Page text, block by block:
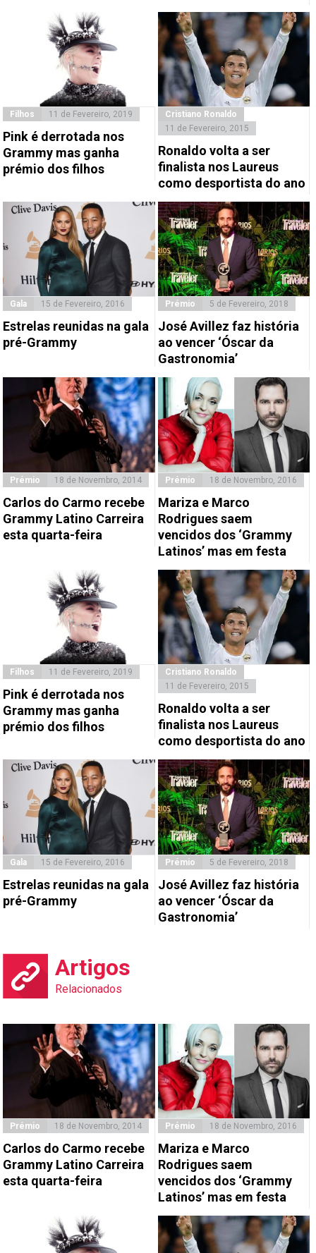
Filhos 11 de Fevereiro, 2019
Pink é derrotada nos
Grammy mas ganha
prémio dos filhos
Cristiano Ronaldo
11 de Fevereiro, 2015
Ronaldo volta a ser
finalista nos Laureus
como desportista do ano
Gala 15 de Fevereiro, 2016
Estrelas reunidas na gala
pré-Grammy
Prémio 5 de Fevereiro, 2018
José Avillez faz história
ao vencer ‘Óscar da
Gastronomia’
Prémio 18 de Novembro, 2014
Carlos do Carmo recebe
Grammy Latino Carreira
esta quarta-feira
Prémio 18 de Novembro, 2016
Mariza e Marco
Rodrigues saem
vencidos dos ‘Grammy
Latinos’ mas em festa
Filhos 11 de Fevereiro, 2019
Pink é derrotada nos
Grammy mas ganha
prémio dos filhos
Cristiano Ronaldo
11 de Fevereiro, 2015
Ronaldo volta a ser
finalista nos Laureus
como desportista do ano
Gala 15 de Fevereiro, 2016
Estrelas reunidas na gala
pré-Grammy
Prémio 5 de Fevereiro, 2018
José Avillez faz história
ao vencer ‘Óscar da
Gastronomia’
Artigos
Relacionados
Prémio 18 de Novembro, 2014
Carlos do Carmo recebe
Grammy Latino Carreira
esta quarta-feira
Prémio 18 de Novembro, 2016
Mariza e Marco
Rodrigues saem
vencidos dos ‘Grammy
Latinos’ mas em festa